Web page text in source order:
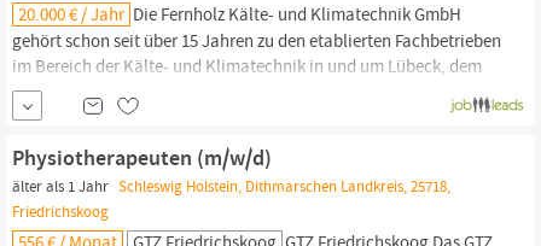
20.000 € / Jahr Die Fernholz Kälte- und Klimatechnik GmbH
gehört schon seit über 15 Jahren zu den etablierten Fachbetrieben
im Bereich der Kälte- und Klimatechnik in und um Lübeck, dem
östlichen
Schleswig-Holstein,
der Region Hamburg und in Nord-
West-Mecklenburg. Basierend auf die langjährigen Erfahrungen
haben wir bereits einen 2. und einen 3.
Physiotherapeuten (m/w/d)
älter als 1 Jahr Schleswig Holstein, Dithmarschen Landkreis, 25718,
Friedrichskoog